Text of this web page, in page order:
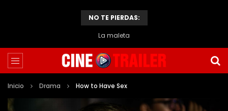
NO TE PIERDAS:
La maleta
Inicio Drama How to Have Sex